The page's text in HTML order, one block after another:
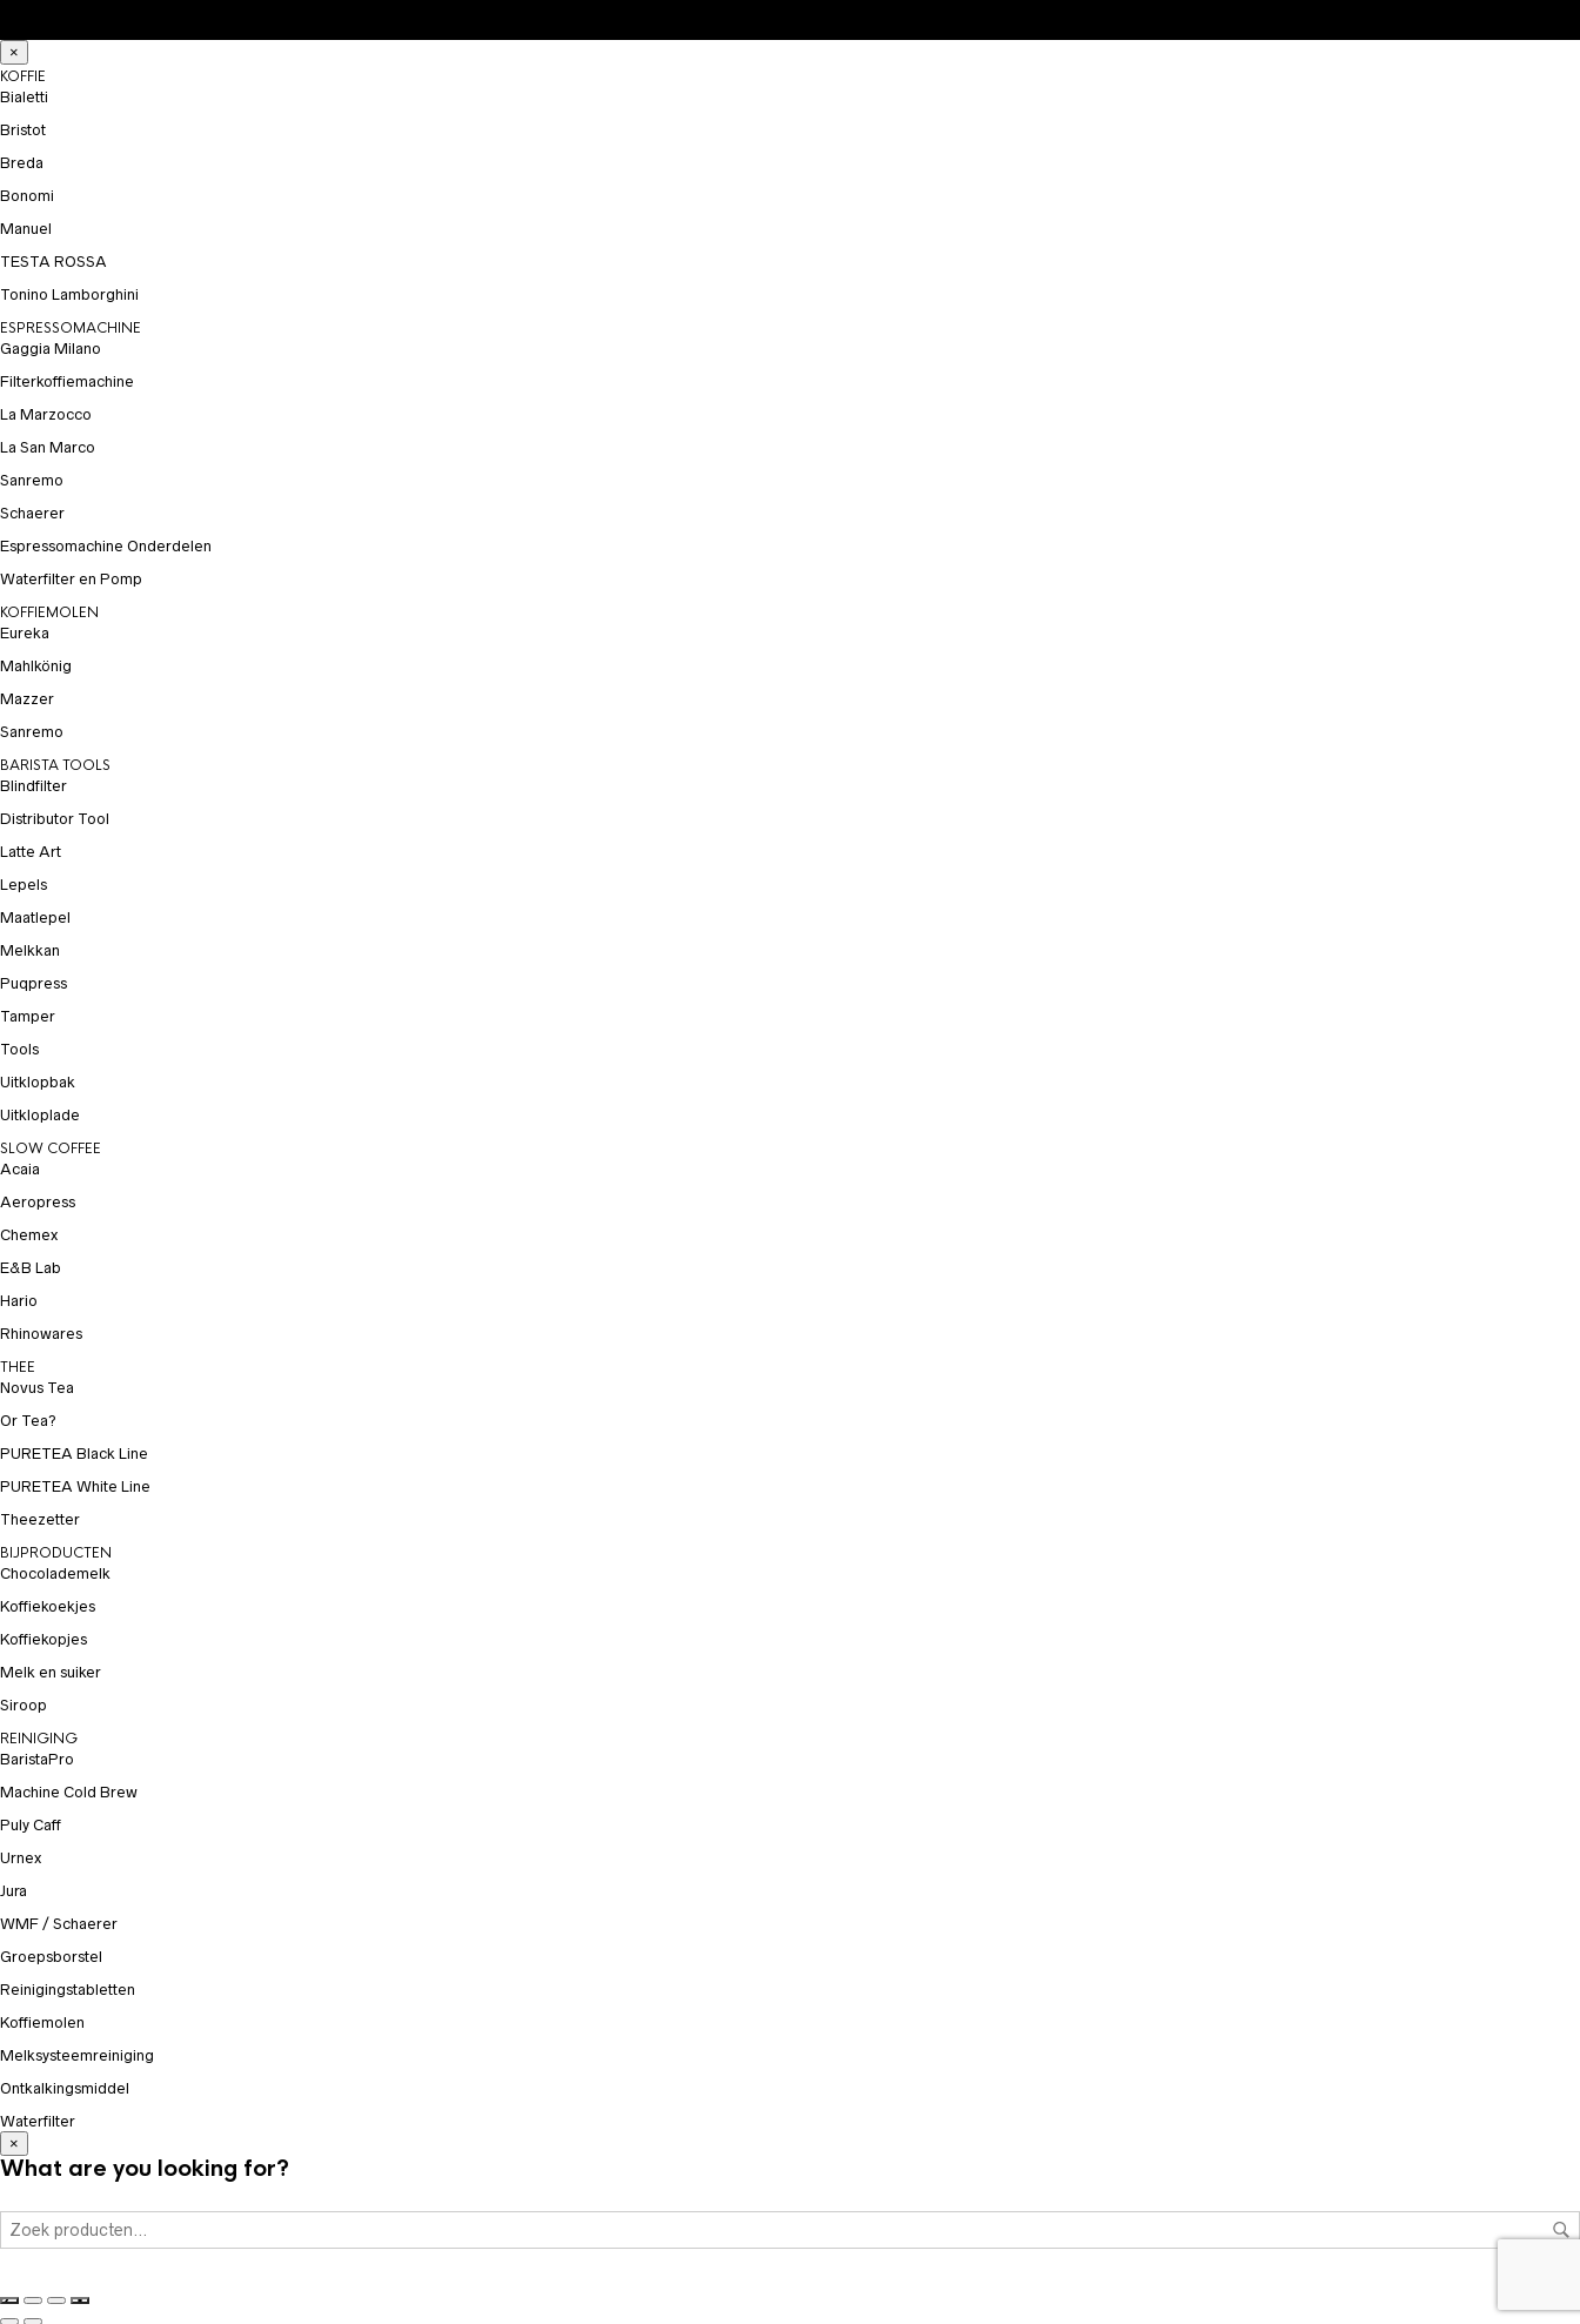
×
KOFFIE
Bialetti
Bristot
Breda
Bonomi
Manuel
TESTA ROSSA
Tonino Lamborghini
ESPRESSOMACHINE
Gaggia Milano
Filterkoffiemachine
La Marzocco
La San Marco
Sanremo
Schaerer
Espressomachine Onderdelen
Waterfilter en Pomp
KOFFIEMOLEN
Eureka
Mahlkönig
Mazzer
Sanremo
BARISTA TOOLS
Blindfilter
Distributor Tool
Latte Art
Lepels
Maatlepel
Melkkan
Puqpress
Tamper
Tools
Uitklopbak
Uitkloplade
SLOW COFFEE
Acaia
Aeropress
Chemex
E&B Lab
Hario
Rhinowares
THEE
Novus Tea
Or Tea?
PURETEA Black Line
PURETEA White Line
Theezetter
BIJPRODUCTEN
Chocolademelk
Koffiekoekjes
Koffiekopjes
Melk en suiker
Siroop
REINIGING
BaristaPro
Machine Cold Brew
Puly Caff
Urnex
Jura
WMF / Schaerer
Groepsborstel
Reinigingstabletten
Koffiemolen
Melksysteemreiniging
Ontkalkingsmiddel
Waterfilter
×
What are you looking for?